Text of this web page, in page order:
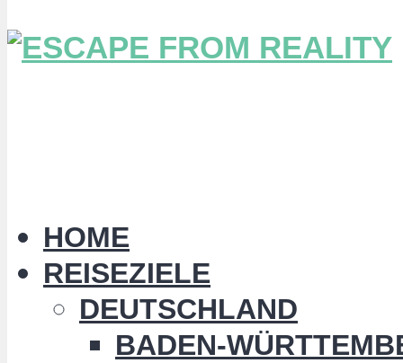
HOME
REISEZIELE
DEUTSCHLAND
BADEN-